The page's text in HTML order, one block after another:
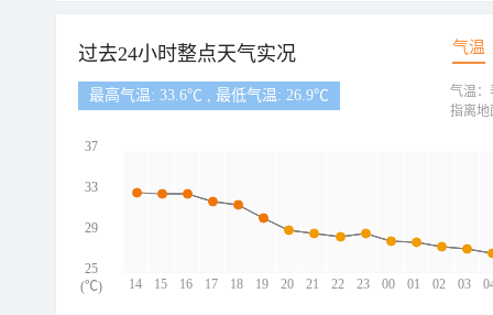
过去24小时整点天气实况 气温
最高气温: 33.6℃ , 最低气温: 26.9℃
14 15 16 17 18 19 20 21 22 23 00 01 02 03
37
33
29
25
(℃)
气温：
指离地